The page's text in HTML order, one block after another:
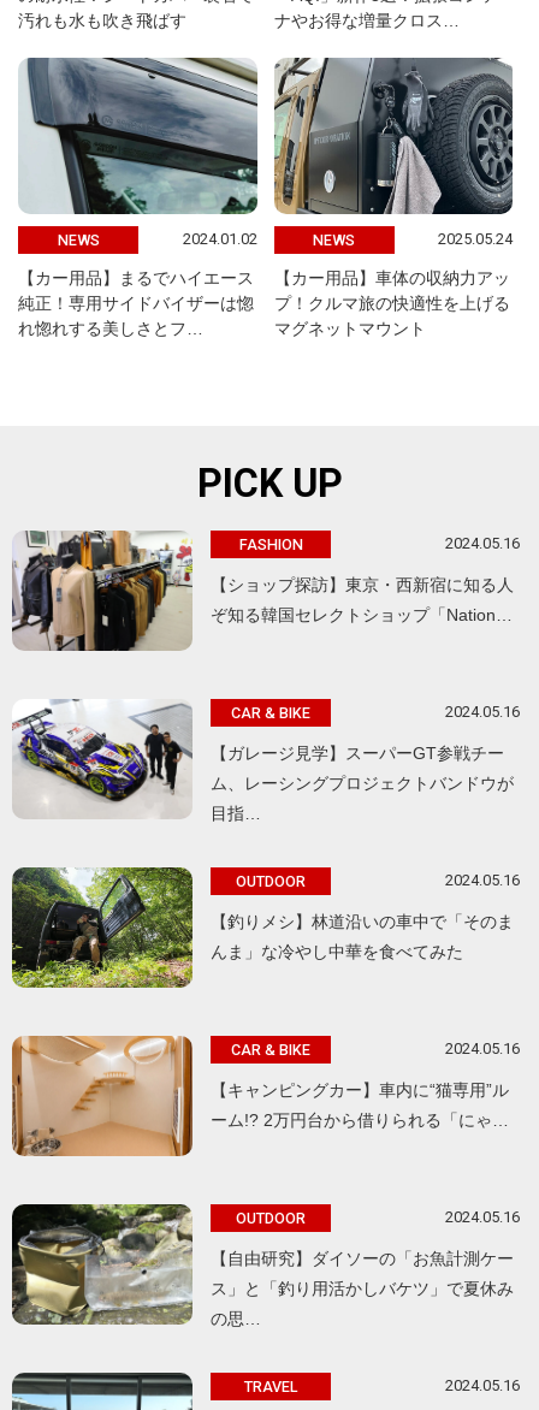
汚れも水も吹き飛ばす
ナやお得な増量クロス…
NEWS 2024.01.02
【カー用品】まるでハイエース
純正！専用サイドバイザーは惚
れ惚れする美しさとフ…
NEWS 2025.05.24
【カー用品】車体の収納力アッ
プ！クルマ旅の快適性を上げる
マグネットマウント
PICK UP
FASHION 2024.05.16
【ショップ探訪】東京・西新宿に知る人
ぞ知る韓国セレクトショップ「Nation…
CAR & BIKE 2024.05.16
【ガレージ見学】スーパーGT参戦チー
ム、レーシングプロジェクトバンドウが
目指…
OUTDOOR 2024.05.16
【釣りメシ】林道沿いの車中で「そのま
んま」な冷やし中華を食べてみた
CAR & BIKE 2024.05.16
【キャンピングカー】車内に“猫専用”ル
ーム!? 2万円台から借りられる「にゃ…
OUTDOOR 2024.05.16
【自由研究】ダイソーの「お魚計測ケー
ス」と「釣り用活かしバケツ」で夏休み
の思…
TRAVEL 2024.05.16